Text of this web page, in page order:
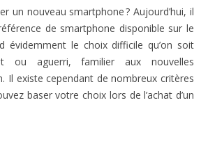
un nouveau smartphone ? Aujourd’hui, il
de smartphone disponible sur le
évidemment le choix difficile qu’on soit
ou aguerri, familier aux nouvelles
Il existe cependant de nombreux critères
baser votre choix lors de l’achat d’un